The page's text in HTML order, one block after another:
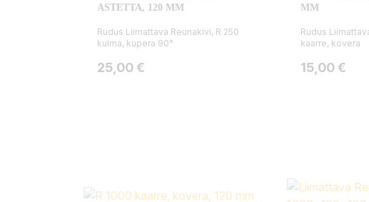
ASTETTA, 120 MM
Rudus Liimattava Reunakivi, R 250
kulma, kupera 90°
Hinta
25,00 €
MM
Rudus
kaarre, kovera
Hinta
15,00 €